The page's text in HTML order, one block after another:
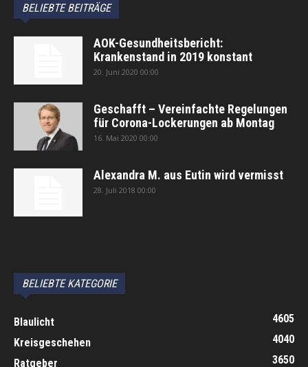
BELIEBTE BEITRÄGE
AOK-Gesundheitsbericht:
Krankenstand in 2019 konstant
20. Juni 2020 00:00
Geschafft – Vereinfachte Regelungen
für Corona-Lockerungen ab Montag
16. Mai 2020 00:00
Alexandra M. aus Eutin wird vermisst
28. Juli 2018 00:00
BELIEBTE KATEGORIE
Blaulicht
4605
Kreisgeschehen
4040
Ratgeber
3650